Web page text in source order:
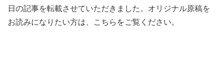
日の記事を転載させていただきました。オリジナル原稿を
お読みになりたい方は、こちらをご覧ください。